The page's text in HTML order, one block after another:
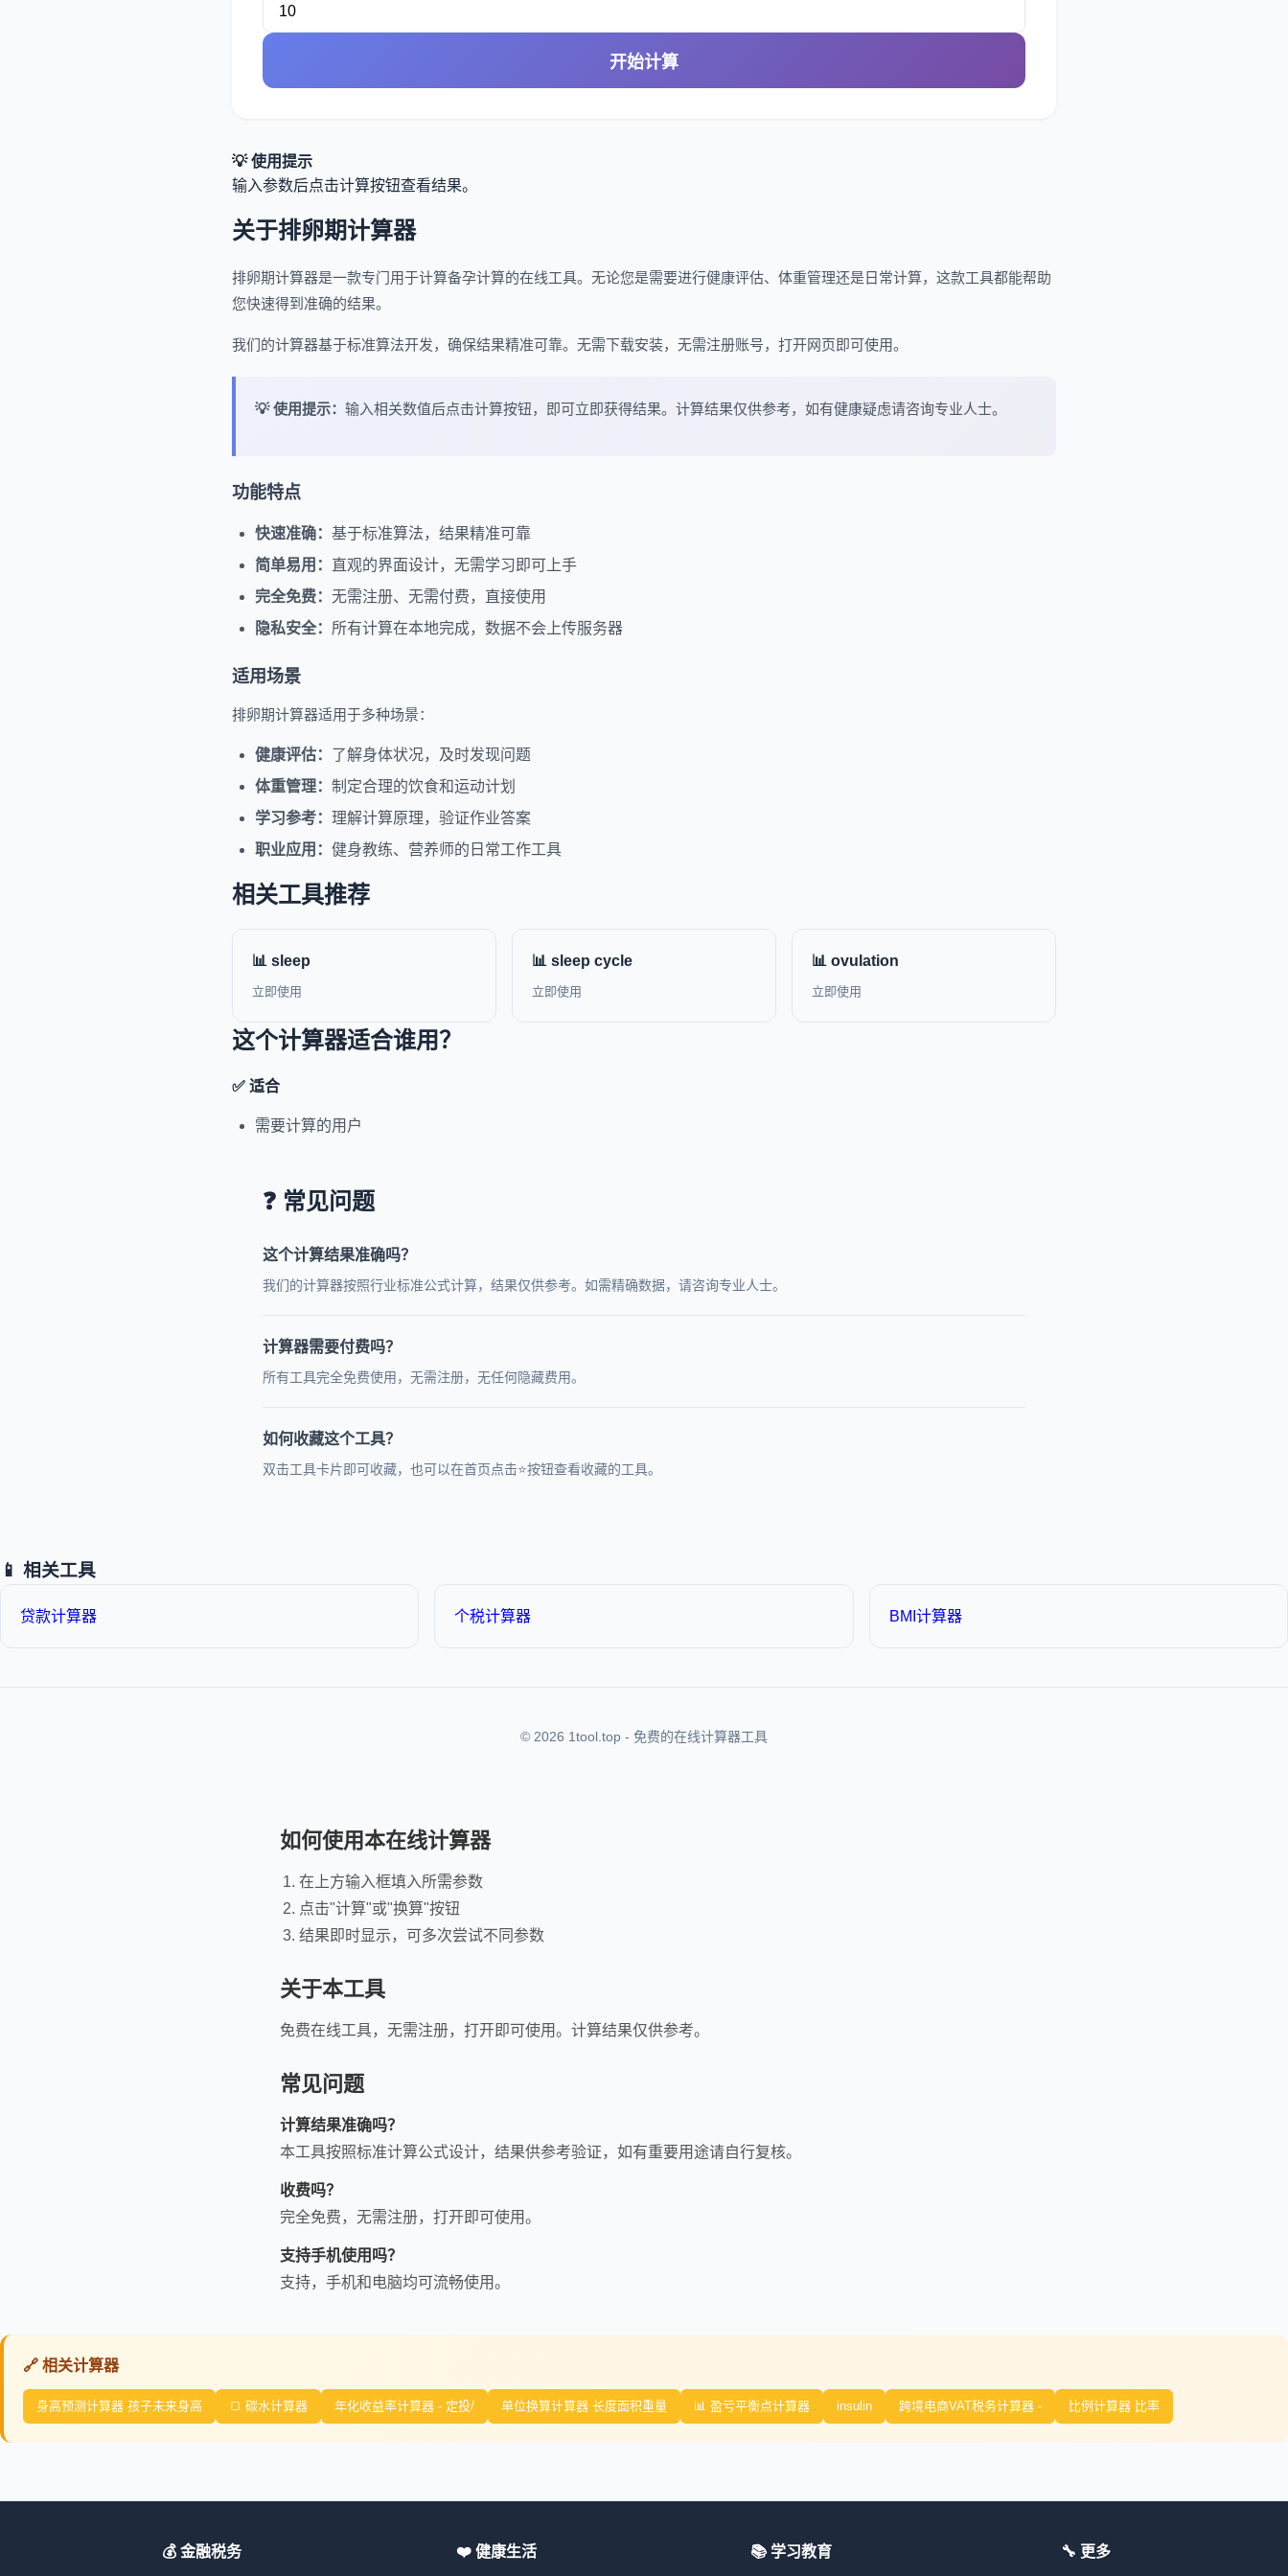
开始计算
💡 使用提示
输入参数后点击计算按钮查看结果。
关于排卵期计算器
排卵期计算器是一款专门用于计算备孕计算的在线工具。无论您是需要进行健康评估、体重管理还是日常计算，这款工具都能帮助
您快速得到准确的结果。
我们的计算器基于标准算法开发，确保结果精准可靠。无需下载安装，无需注册账号，打开网页即可使用。
💡 使用提示： 输入相关数值后点击计算按钮，即可立即获得结果。计算结果仅供参考，如有健康疑虑请咨询专业人士。
功能特点
快速准确： 基于标准算法，结果精准可靠
简单易用： 直观的界面设计，无需学习即可上手
完全免费： 无需注册、无需付费，直接使用
隐私安全： 所有计算在本地完成，数据不会上传服务器
适用场景
排卵期计算器适用于多种场景：
健康评估： 了解身体状况，及时发现问题
体重管理： 制定合理的饮食和运动计划
学习参考： 理解计算原理，验证作业答案
职业应用： 健身教练、营养师的日常工作工具
相关工具推荐
📊 sleep
立即使用
📊 sleep cycle
立即使用
📊 ovulation
立即使用
这个计算器适合谁用？
✅ 适合
需要计算的用户
❓ 常见问题
这个计算结果准确吗？
我们的计算器按照行业标准公式计算，结果仅供参考。如需精确数据，请咨询专业人士。
计算器需要付费吗？
所有工具完全免费使用，无需注册，无任何隐藏费用。
如何收藏这个工具？
双击工具卡片即可收藏，也可以在首页点击⭐按钮查看收藏的工具。
📱 相关工具
贷款计算器 个税计算器 BMI计算器
© 2026 1tool.top - 免费的在线计算器工具
如何使用本在线计算器
在上方输入框填入所需参数
点击"计算"或"换算"按钮
结果即时显示，可多次尝试不同参数
关于本工具
免费在线工具，无需注册，打开即可使用。计算结果仅供参考。
常见问题
计算结果准确吗？
本工具按照标准计算公式设计，结果供参考验证，如有重要用途请自行复核。
收费吗？
完全免费，无需注册，打开即可使用。
支持手机使用吗？
支持，手机和电脑均可流畅使用。
🔗 相关计算器
身高预测计算器 孩子未来身高 🍞 碳水计算器 年化收益率计算器 - 定投/ 单位换算计算器 长度面积重量 📊 盈亏平衡点计算器 insulin 跨境电商VAT税务计算器 - 比例计算器 比率
💰 金融税务 ❤️ 健康生活 📚 学习教育 🔧 更多